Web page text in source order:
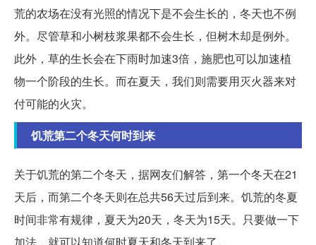
荒的农场在没有光照的情况下是不会生长的，冬天也不例
外。尽管草和小树枝浆果都不会生长，但树木却是例外。
此外，草的生长会在下雨时加速3倍，施肥也可以加速植
物一个阶段的生长。而在夏天，我们则需要用灭火器来对
付可能的火灾。
饥荒第二个冬天何时到来
关于饥荒的第二个冬天，据网友们解答，第一个冬天在21
天后，而第二个冬天则在总共56天过后到来。饥荒的冬夏
时间非常有规律，夏天为20天，冬天为15天。只要做一下